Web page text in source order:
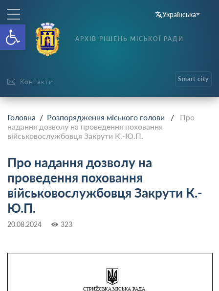
Відкрити Панель
Українська
Контакти
АРХІВ РІШЕНЬ МІСЬКОЇ РАДИ
Smart city
Головна / Розпорядження міського голови / Про
надання дозволу на проведення поховання
військовослужбовця Закрути К.-Ю.П.
Про надання дозволу на
проведення поховання
військовослужбовця Закрути К.-
Ю.П.
20.08.2024 323